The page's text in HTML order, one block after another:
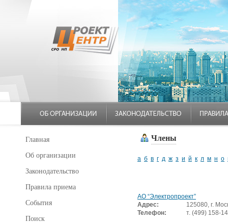
Главная
Об организации
Законодательство
Правила приема
События
Поиск
Члены
а б в г д ж з и й к л м н о
АО “Электропроект”
Адрес:
125080, г.
Телефон:
т. (499) 158-